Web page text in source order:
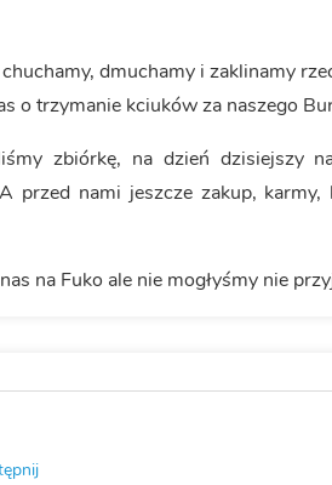
dmuchamy i zaklinamy
o trzymanie kciuków za naszego
zbiórkę, na dzień dzisiejszy
przed nami jeszcze zakup,
na Fuko ale nie mogłyśmy nie